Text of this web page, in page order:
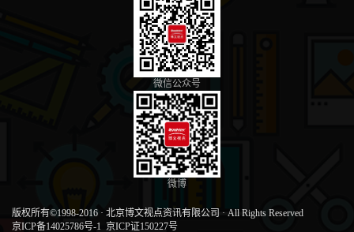
微信公众号
微博
版权所有©1998-2016 · 北京博文视点资讯有限公司 · All Rights Reserved
京ICP备14025786号-1 京ICP证150227号